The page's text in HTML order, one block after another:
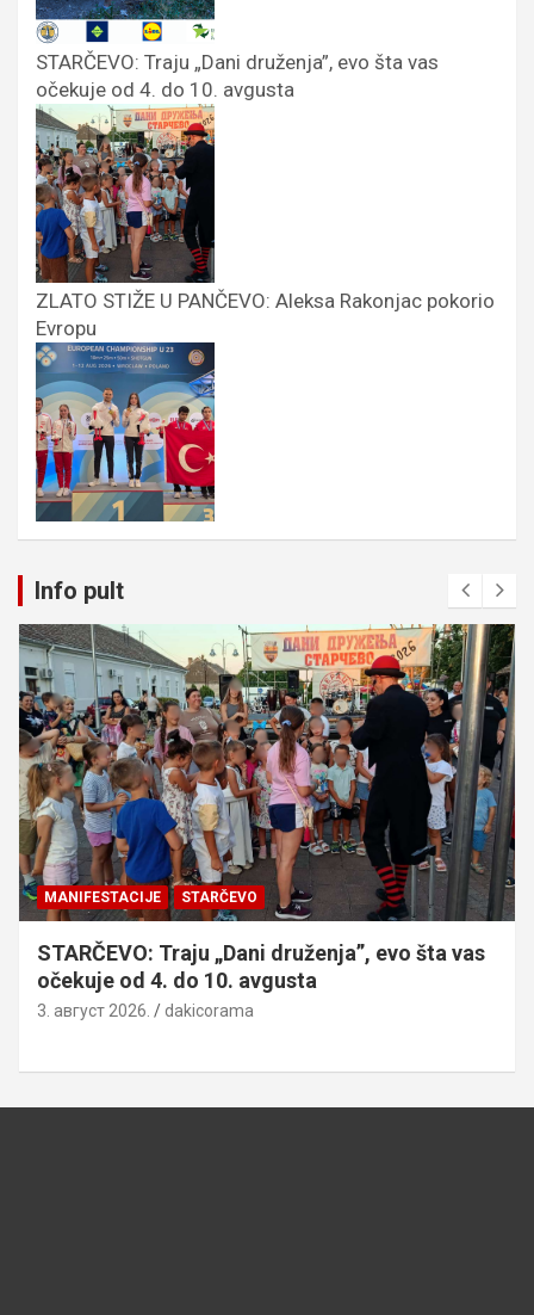
STARČEVO: Traju „Dani druženja”, evo šta vas
očekuje od 4. do 10. avgusta
ZLATO STIŽE U PANČEVO: Aleksa Rakonjac pokorio
Evropu
Info pult
MANIFESTACIJE STARČEVO
STARČEVO: Traju „Dani druženja”, evo šta vas
očekuje od 4. do 10. avgusta
3. август 2026. dakicorama